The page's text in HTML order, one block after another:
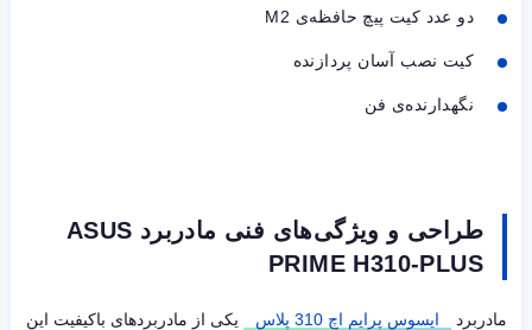
دو عدد کیت پیچ حافظه‌ی M2
کیت نصب آسان پردازنده
نگهدارنده‌ی فن
طراحی و ویژگی‌های فنی مادربرد ASUS
PRIME H310-PLUS
مادربرد ایسوس پرایم اچ 310 پلاس یکی از مادربردهای باکیفیت این